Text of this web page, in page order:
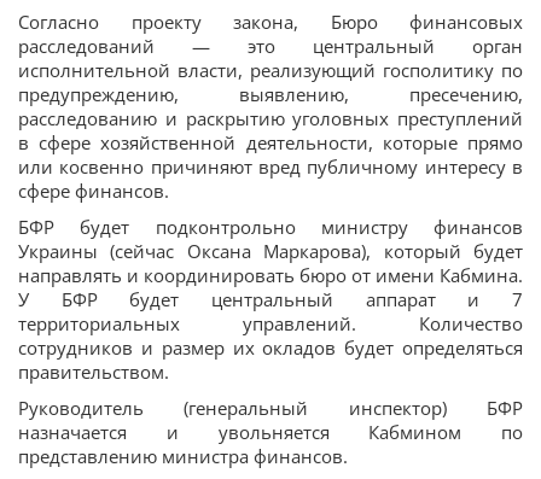
Согласно проекту закона, Бюро финансовых
расследований — это центральный орган
исполнительной власти, реализующий госполитику по
предупреждению, выявлению, пресечению,
расследованию и раскрытию уголовных преступлений
в сфере хозяйственной деятельности, которые прямо
или косвенно причиняют вред публичному интересу в
сфере финансов.
БФР будет подконтрольно министру финансов
Украины (сейчас Оксана Маркарова), который будет
направлять и координировать бюро от имени Кабмина.
У БФР будет центральный аппарат и 7
территориальных управлений. Количество
сотрудников и размер их окладов будет определяться
правительством.
Руководитель (генеральный инспектор) БФР
назначается и увольняется Кабмином по
представлению министра финансов.